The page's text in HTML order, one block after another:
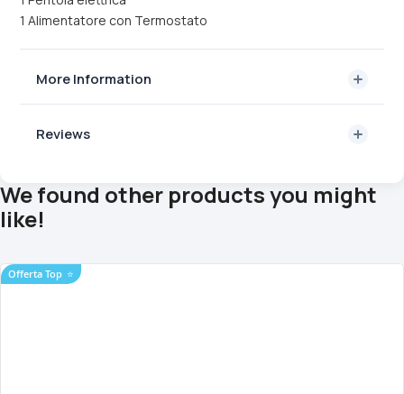
1 Alimentatore con Termostato
More Information
Reviews
We found other products you might
like!
Offerta Top ⭐